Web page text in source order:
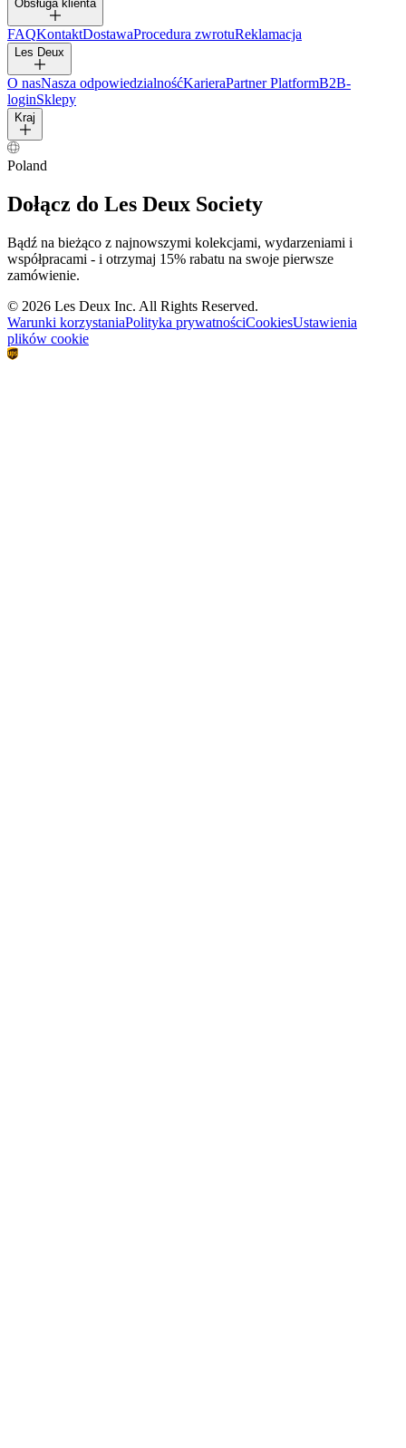
Obsługa klienta
FAQKontaktDostawaProcedura zwrotuReklamacja
Les Deux
O nasNasza odpowiedzialnośćKarieraPartner PlatformB2B-
loginSklepy
Kraj
Poland
Dołącz do Les Deux Society
Bądź na bieżąco z najnowszymi kolekcjami, wydarzeniami i
współpracami - i otrzymaj 15% rabatu na swoje pierwsze
zamówienie.
© 2026 Les Deux Inc. All Rights Reserved.
Warunki korzystaniaPolityka prywatnościCookiesUstawienia
plików cookie